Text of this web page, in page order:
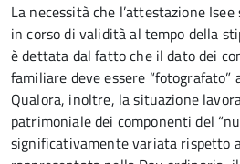
La necessità che l’attestazione
in corso di validità al tempo della
è dettata dal fatto che il dato dei
familiare deve essere “fotografato”
Qualora, inoltre, la situazione
patrimoniale dei componenti del
significativamente variata rispetto